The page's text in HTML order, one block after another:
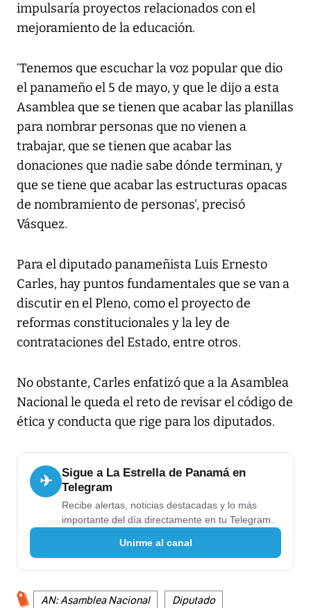
impulsaría proyectos relacionados con el
mejoramiento de la educación.
‘Tenemos que escuchar la voz popular que dio
el panameño el 5 de mayo, y que le dijo a esta
Asamblea que se tienen que acabar las planillas
para nombrar personas que no vienen a
trabajar, que se tienen que acabar las
donaciones que nadie sabe dónde terminan, y
que se tiene que acabar las estructuras opacas
de nombramiento de personas', precisó
Vásquez.
Para el diputado panameñista Luis Ernesto
Carles, hay puntos fundamentales que se van a
discutir en el Pleno, como el proyecto de
reformas constitucionales y la ley de
contrataciones del Estado, entre otros.
No obstante, Carles enfatizó que a la Asamblea
Nacional le queda el reto de revisar el código de
ética y conducta que rige para los diputados.
✈
Sigue a La Estrella de Panamá en
Telegram
Recibe alertas, noticias destacadas y lo más
importante del día directamente en tu Telegram.
Unirme al canal
AN: Asamblea Nacional Diputado